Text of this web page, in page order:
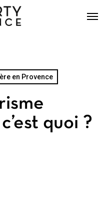
en Provence
quoi ?